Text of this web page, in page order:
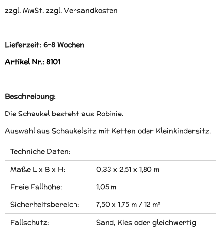
zzgl. MwSt. zzgl. Versandkosten
Lieferzeit: 6-8 Wochen
Artikel Nr.: 8101
Beschreibung:
Die Schaukel besteht aus Robinie.
Auswahl aus Schaukelsitz mit Ketten oder Kleinkindersitz.
Techniche Daten:
Maße L x B x H:
0,33 x 2,51 x 1,80 m
Freie Fallhöhe:
1,05 m
Sicherheitsbereich:
7,50 x 1,75 m / 12 m²
Fallschutz:
Sand, Kies oder gleichwertig